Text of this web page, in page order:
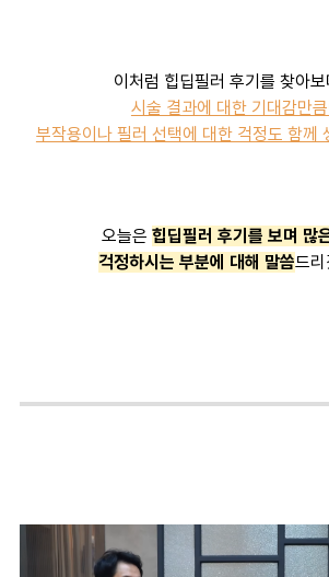
이처럼 힙딥필러 후기를 찾아보
시술 결과에 대한 기대감만
부작용이나 필러 선택에 대한 걱정도 함께
오늘은 힙딥필러 후기를 보며 많
걱정하시는 부분에 대해 말씀드